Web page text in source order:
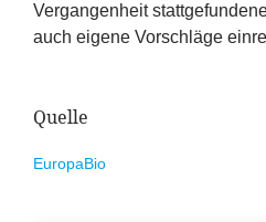
Vergangenheit
auch eigene Vorschläge
Quelle
EuropaBio